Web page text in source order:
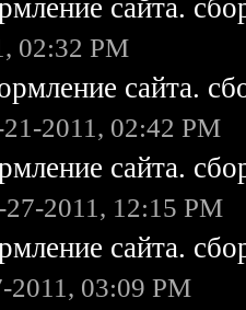
сайта.
02:32 PM
сайта.
2011, 02:42 PM
сайта.
27-2011, 12:15 PM
сайта.
2011, 03:09 PM